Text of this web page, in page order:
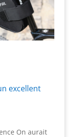
excellent
On aurait